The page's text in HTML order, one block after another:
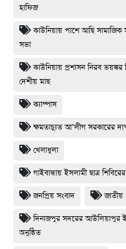
হাফিজ
কাউনিয়ায় পাশে আছি
সভা
কাউনিয়ায় প্রশাসন নিরব
দেশীয় মাছ
ক্যাম্পাস
ক্ষমতাচ্যুত আ’লীগ সরকারের
খেলাধুলা
গাইবান্ধায় ইসলামী ছাত্র শিবিরের
জনপ্রিয় সংবাদ জাতীয়
দিনাজপুর সদরের আউলিয়াপুর
অনুষ্ঠিত